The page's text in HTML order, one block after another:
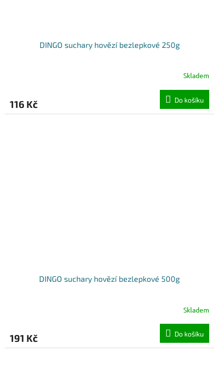
DINGO suchary hovězí bezlepkové 250g
Skladem
116 Kč Do košíku
DINGO suchary hovězí bezlepkové 500g
Skladem
191 Kč Do košíku